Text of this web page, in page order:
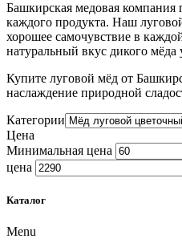
Башкирская медовая компания
каждого продукта. Наш
хорошее самочувствие в
натуральный вкус дикого мёда
Купите луговой мёд от
наслаждение природной
Категории
Цена
Минимальная цена
цена
Каталог
Menu